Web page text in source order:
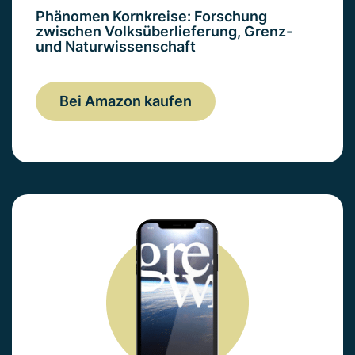
Phänomen Kornkreise: Forschung
zwischen Volksüberlieferung, Grenz-
und Naturwissenschaft
Bei Amazon kaufen